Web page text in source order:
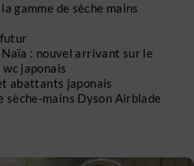
gamme de sèche mains
futur
: nouvel arrivant sur le
japonais
abattants japonais
sèche-mains Dyson Airblade